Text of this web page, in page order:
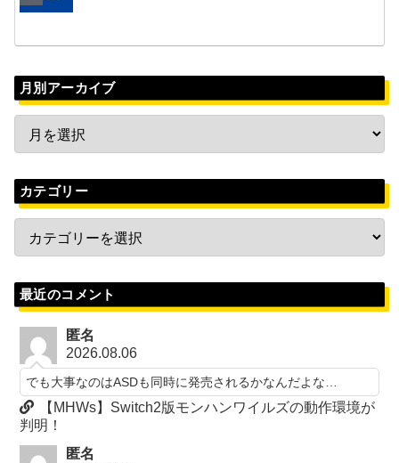
月別アーカイブ
カテゴリー
最近のコメント
匿名
2026.08.06
でも大事なのはASDも同時に発売されるかなんだよな…
【MHWs】Switch2版モンハンワイルズの動作環境が
判明！
匿名